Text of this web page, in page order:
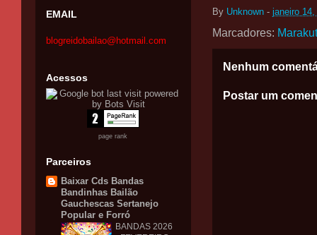
By Unknown - janeiro 14,
Marcadores:
Nenhum
Postar um
EMAIL
blogreidobailao@hotmail.com
Acessos
page rank
Parceiros
Baixar Cds Bandas
Bandinhas Bailão
Gauchescas Sertanejo
Popular e Forró
BANDAS 2026